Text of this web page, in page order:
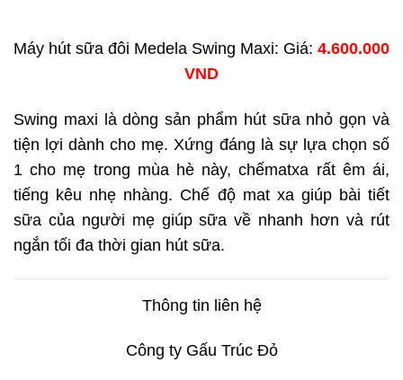
Máy hút sữa đôi Medela Swing Maxi: Giá: 4.600.000
VND
Swing maxi là dòng sản phẩm hút sữa nhỏ gọn và
tiện lợi dành cho mẹ. Xứng đáng là sự lựa chọn số
1 cho mẹ trong mùa hè này, chếmatxa rất êm ái,
tiếng kêu nhẹ nhàng. Chế độ mat xa giúp bài tiết
sữa của người mẹ giúp sữa về nhanh hơn và rút
ngắn tối đa thời gian hút sữa.
Thông tin liên hệ
Công ty Gấu Trúc Đỏ